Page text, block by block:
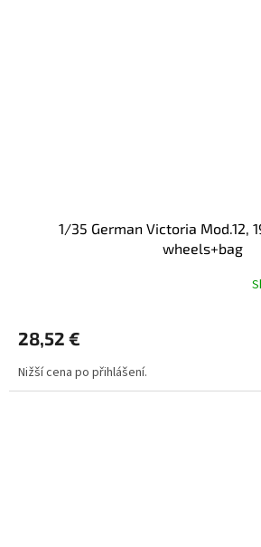
1/35 German Victoria Mod.12,
wheels+bag
28,52 €
Nižší cena po přihlášení.